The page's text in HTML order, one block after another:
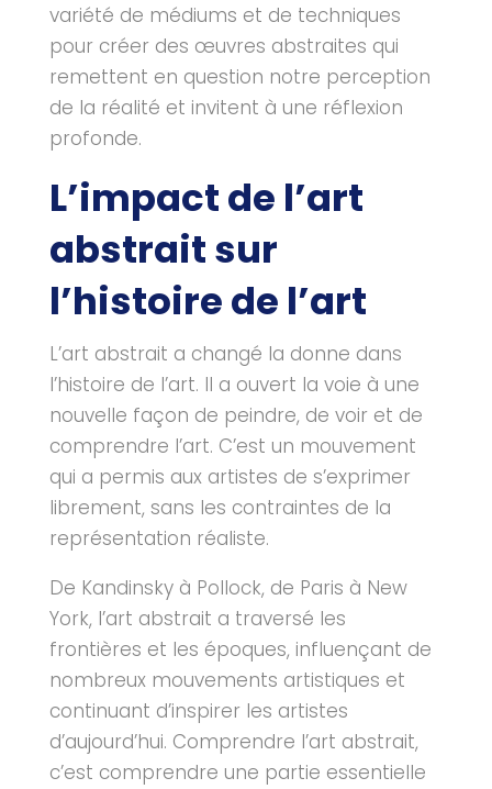
variété de médiums et de techniques
pour créer des œuvres abstraites qui
remettent en question notre perception
de la réalité et invitent à une réflexion
profonde.
L’impact de l’art
abstrait sur
l’histoire de l’art
L’art abstrait a changé la donne dans
l’histoire de l’art. Il a ouvert la voie à une
nouvelle façon de peindre, de voir et de
comprendre l’art. C’est un mouvement
qui a permis aux artistes de s’exprimer
librement, sans les contraintes de la
représentation réaliste.
De Kandinsky à Pollock, de Paris à New
York, l’art abstrait a traversé les
frontières et les époques, influençant de
nombreux mouvements artistiques et
continuant d’inspirer les artistes
d’aujourd’hui. Comprendre l’art abstrait,
c’est comprendre une partie essentielle